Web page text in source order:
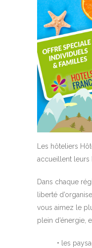
Les hôteliers
accueillent leurs
Dans chaque
liberté
vous aimez le
plein d’énergie,
• les